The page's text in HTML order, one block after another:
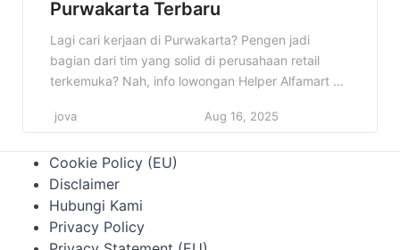
Purwakarta Terbaru
Lagi cari kerjaan di Purwakarta? Pengen jadi
bagian dari tim yang solid di perusahaan retail
terkemuka? Nah, info lowongan Helper Alfamart di
Cocok banget buat kamu yang fresh graduate
pergudangan. Kenapa info ini penting? Karena
Alfamart adalah perusahaan yang stabil […]
jova Aug 16, 2025
Cookie Policy (EU)
Disclaimer
Hubungi Kami
Privacy Policy